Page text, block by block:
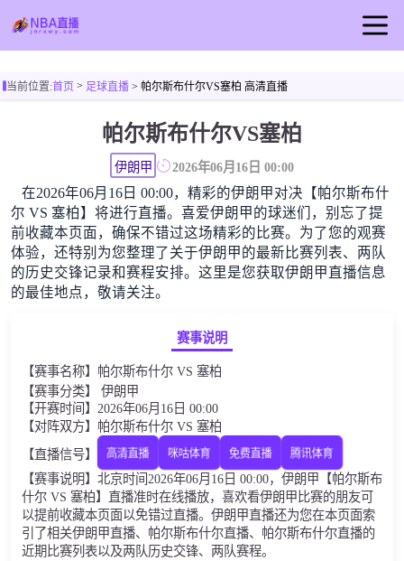
NBA新闻
当前位置:首页> 足球直播> 帕尔斯布什尔VS塞柏 高清直播
帕尔斯布什尔VS塞柏
伊朗甲 2026年06月16日 00:00
在2026年06月16日 00:00，精彩的伊朗甲对决【帕尔斯布什
尔 VS 塞柏】将进行直播。喜爱伊朗甲的球迷们，别忘了提
前收藏本页面，确保不错过这场精彩的比赛。为了您的观赛
体验，还特别为您整理了关于伊朗甲的最新比赛列表、两队
的历史交锋记录和赛程安排。这里是您获取伊朗甲直播信息
的最佳地点，敬请关注。
赛事说明
【赛事名称】帕尔斯布什尔 VS 塞柏
【赛事分类】 伊朗甲
【开赛时间】2026年06月16日 00:00
【对阵双方】帕尔斯布什尔 VS 塞柏
【直播信号】
高清直播 咪咕体育 免费直播 腾讯体育
【赛事说明】北京时间2026年06月16日 00:00，伊朗甲【帕尔斯布
什尔 VS 塞柏】直播准时在线播放，喜欢看伊朗甲比赛的朋友可
以提前收藏本页面以免错过直播。伊朗甲直播还为您在本页面索
引了相关伊朗甲直播、帕尔斯布什尔直播、帕尔斯布什尔直播的
近期比赛列表以及两队历史交锋、两队赛程。